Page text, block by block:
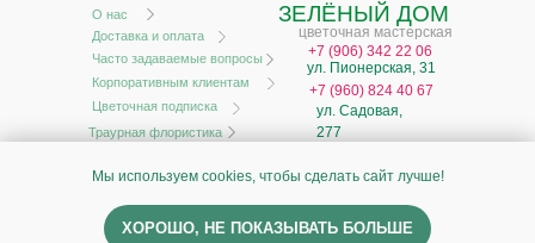
Мы используем cookies, чтобы сделать сайт лучше!
ХОРОШО, НЕ ПОКАЗЫВАТЬ БОЛЬШЕ
+7 (906) 342 22 06
+7 (960) 824 40 67
ул. Пионерская, 31
ул. Садовая,
277
О нас
Доставка и оплата
Часто задаваемые вопросы
Корпоративным клиентам
Цветочная подписка
Политика обработки персональных данных
ИП Моисеев А.В.
ИНН 631929851692
ЗЕЛЁНЫЙ ДОМ
цветочная мастерская
Траурная флористика